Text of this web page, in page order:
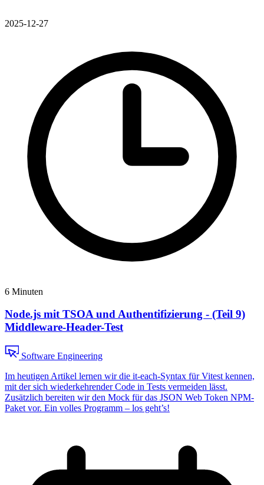
2025-12-27
6 Minuten
Node.js mit TSOA und Authentifizierung - (Teil 9)
Middleware-Header-Test
Software Engineering
Im heutigen Artikel lernen wir die it-each-Syntax für Vitest kennen,
mit der sich wiederkehrender Code in Tests vermeiden lässt.
Zusätzlich bereiten wir den Mock für das JSON Web Token NPM-
Paket vor. Ein volles Programm – los geht’s!